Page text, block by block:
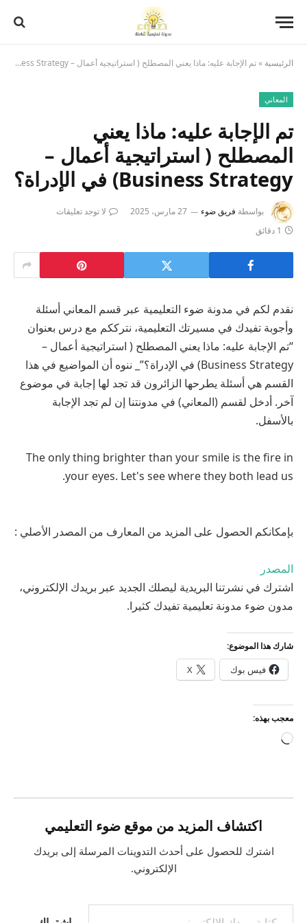
الرئيسية »تم الإجابة عليه: ماذا يعني المصطلح ( استراتيجية أعمال – Business Strategy) في الإدراة؟
المعاني
تم الإجابة عليه: ماذا يعني
المصطلح ( استراتيجية أعمال –
Business Strategy) في الإدراة؟
بواسطة فريق ضوء 27 مارس، 2025
لا توجد تعليقات
1 دقائق
نقدم لكم في مدونة ضوء التعليمية عبر قسم المعاني أسئلة
وأجوبة تفيدك في مسيرتك التعليمية، نترككم مع درس بعنوان
“تم الإجابة عليه: ماذا يعني المصطلح ( استراتيجية أعمال –
Business Strategy) في الإدراة؟”_ ننوه أن المواضيع في هذا
القسم هي أسئلة يطرحها الزائرون قد تجد لها إجابة في موضوع
آخر. أدخل لقسم (المعاني) في مدونتنا إن لم تجد الإجابة
بالأسفل.
The only thing brighter than your smile is the fire in
your eyes. Let's see where they both lead us.
بإمكانكم الحصول على المزيد من المعارف من المصدر الأصلي :
المصدر
اشترك في نشرتنا البريدية ليصلك الجديد عبر بريدك الإلكتروني،
مدون ضوء مدونة تعليمية تفيدك كثيرا.
شارك هذا الموضوع:
فيس بوك X
معجب بهذه:
جاري
اكتشاف المزيد من موقع ضوء التعليمي
اشترك للحصول على أحدث التدوينات المرسلة إلى بريدك
الإلكتروني.
كتابة بريدك الإلكتروني...